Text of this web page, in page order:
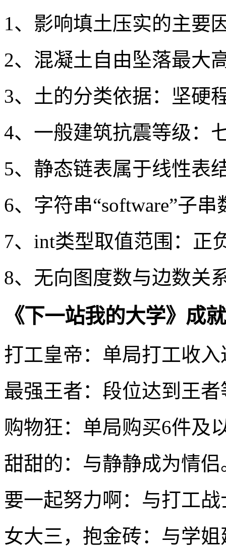
1、影响填土压实的主要
2、混凝土自由坠落最大
3、土的分类依据：坚硬
4、一般建筑抗震等级：
5、静态链表属于线性表
6、字符串“software”子串
7、int类型取值范围：正
8、无向图度数与边数关
《下一站我的大学》成
打工皇帝：单局打工收入
最强王者：段位达到王者
购物狂：单局购买6件及
甜甜的：与静静成为情侣
要一起努力啊：与打工
女大三，抱金砖：与学